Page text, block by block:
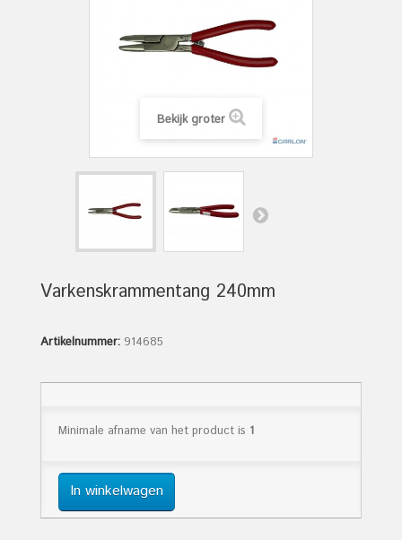
Bekijk groter
Varkenskrammentang 240mm
Artikelnummer: 914685
Minimale afname van het product is 1
In winkelwagen